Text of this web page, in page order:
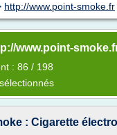
http://www.point-smoke.fr
www.point-
: 86 / 198
: Cigarette